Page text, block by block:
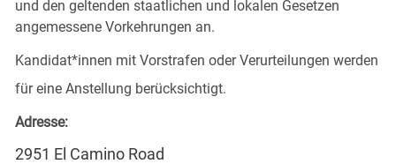
und den geltenden staatlichen und lokalen Gesetzen
angemessene Vorkehrungen an.
Kandidat*innen mit Vorstrafen oder Verurteilungen werden
für eine Anstellung berücksichtigt.
Adresse:
2951 El Camino Road